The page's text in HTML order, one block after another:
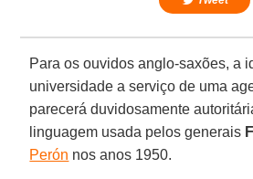
Para os ouvidos anglo-saxões, a
universidade a serviço de uma
parecerá duvidosamente
linguagem usada pelos generais
Perón nos anos 1950.